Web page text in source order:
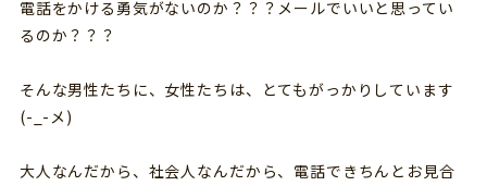
電話をかける勇気がないのか？？？メールでいいと思ってい
るのか？？？
そんな男性たちに、女性たちは、とてもがっかりしています
(-_-メ)
大人なんだから、社会人なんだから、電話できちんとお見合